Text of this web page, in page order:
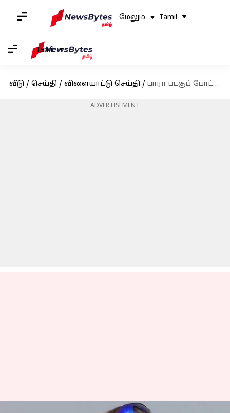
மேலும் Tamil
Tamil
வீடு / செய்தி / விளையாட்டு செய்தி / பாரா படகுப் போட்டியில் பதக்கம் வென்ற முதல் இந்திய பெண் பூஜா ஓஜா
ADVERTISEMENT